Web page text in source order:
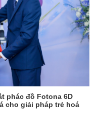
phác đồ Fotona 6D
cho giải pháp trẻ hoá